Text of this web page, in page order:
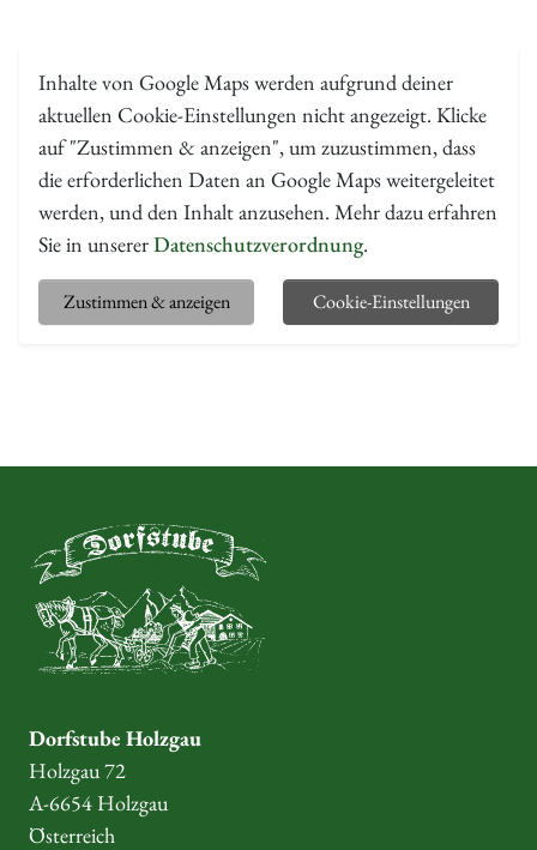
Inhalte von Google Maps werden aufgrund deiner
aktuellen Cookie-Einstellungen nicht angezeigt. Klicke
auf "Zustimmen & anzeigen", um zuzustimmen, dass
die erforderlichen Daten an Google Maps weitergeleitet
werden, und den Inhalt anzusehen. Mehr dazu erfahren
Sie in unsererDatenschutzverordnung.
Zustimmen & anzeigen Cookie-Einstellungen
Dorfstube Holzgau
Holzgau 72
A-6654 Holzgau
Österreich